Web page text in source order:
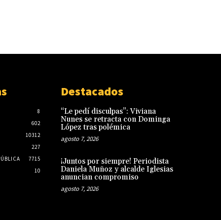
8
602
10312
227
7715
10
Destacados
“Le pedí disculpas”: Viviana
Nunes se retracta con Dominga
López tras polémica
agosto 7, 2026
¡Juntos por siempre! Periodista
Daniela Muñoz y alcalde Iglesias
anuncian compromiso
agosto 7, 2026